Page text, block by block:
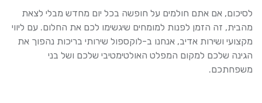
לסיכום, אם אתם חולמים על חופשה בכל יום מחדש מבלי לצאת
מהבית, זה הזמן לפנות למומחים שיגשימו לכם את החלום. עם ליווי
מקצועי ושירות אדיב, אנחנו ב-לוקספול שירותי בריכות נהפוך את
הגינה שלכם למקום המפלט האולטימטיבי שלכם ושל בני
משפחתכם.